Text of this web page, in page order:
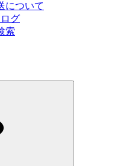
について
グ
索